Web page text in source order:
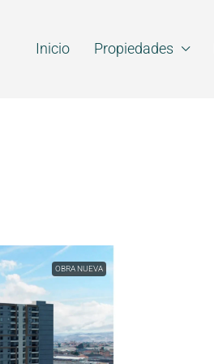
Inicio Propiedades
OBRA NUEVA